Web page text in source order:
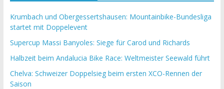
Krumbach und Obergessertshausen: Mountainbike-Bundesliga
startet mit Doppelevent
Supercup Massi Banyoles: Siege für Carod und Richards
Halbzeit beim Andalucia Bike Race: Weltmeister Seewald führt
Chelva: Schweizer Doppelsieg beim ersten XCO-Rennen der
Saison